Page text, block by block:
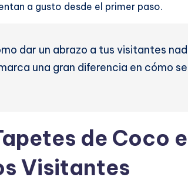
a gusto desde el primer paso.
dar un abrazo a tus visitantes
una gran diferencia en cómo
de Coco
Visitantes